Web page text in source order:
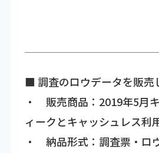
■ 調査のロウデータを販売
・ 販売商品：2019年5月
ィークとキャッシュレス利
・ 納品形式：調査票・ロ